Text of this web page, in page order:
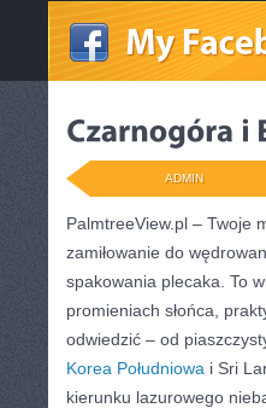
ADMIN
PalmtreeView.pl – Twoje
zamiłowanie do
spakowania plecaka. To
promieniach słońca,
odwiedzić – od
Korea Południowa i Sri
kierunku lazurowego